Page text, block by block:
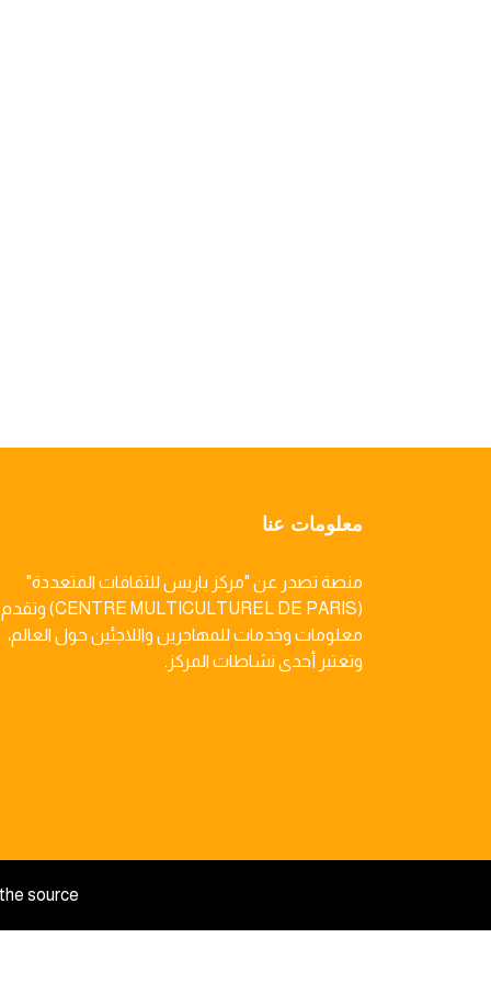
معلومات عنا
منصة تصدر عن "مركز باريس للثقافات المتعددة"
(CENTRE MULTICULTUREL DE PARIS) وتقدم
معلومات وخدمات للمهاجرين واللاجئين حول العالم،
وتعتبر أحدى نشاطات المركز.
source.